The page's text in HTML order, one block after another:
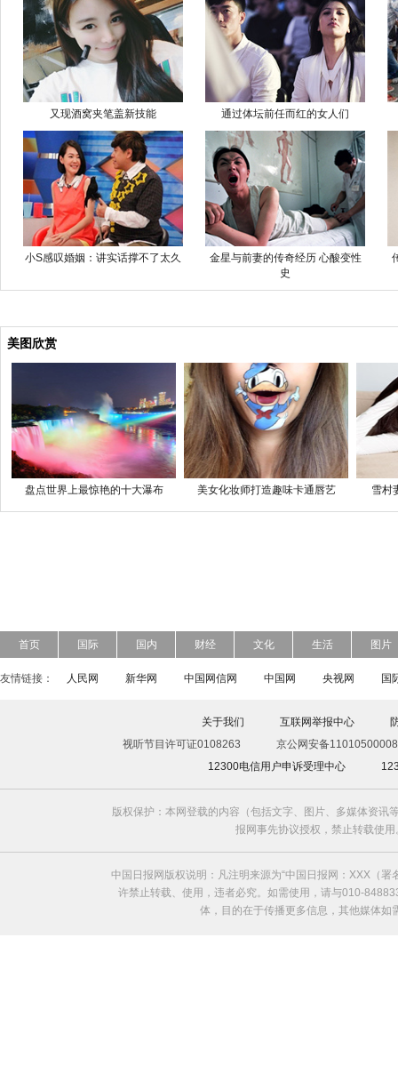
又现酒窝夹笔盖新技能 通过体坛前任而红的女人们
小S感叹婚姻：讲实话撑不了太久
金星与前妻的传奇经历 心酸变性
史
美图欣赏
盘点世界上最惊艳的十大瀑布 美女化妆师打造趣味卡通唇艺 雪村
首页 国际 国内 财经 文化 生活 图片
友情链接： 人民网 新华网 中国网信网 中国网 央视网 国
关于我们 互联网举报中心
视听节目许可证0108263
京公网安备
12300电信用户申诉受理中心
版权保护：本网登载的内容（包括文字、图片、多媒体资
报网事先协议授权，禁止转载使
中国日报网版权说明：凡注明来源为“中国日报网：XXX（
许禁止转载、使用，违者必究。如需使用，请与010-
体，目的在于传播更多信息，其他媒体